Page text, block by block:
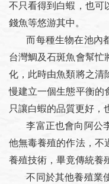
不只看得到白蝦，也可
錢魚等悠游其中。
而每種生物在池內都
台灣鯛及石斑魚會幫忙
化，此時由魚類將之清
慢建立一個生態平衡的
只讓白蝦的品質更好，
李富正也會向阿公李
他無毒養殖的作法，不
養殖技術，畢竟傳統養
不同於其他養殖業使